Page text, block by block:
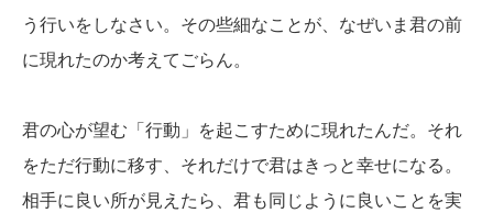
う行いをしなさい。その些細なことが、なぜいま君の前
に現れたのか考えてごらん。
君の心が望む「行動」を起こすために現れたんだ。それ
をただ行動に移す、それだけで君はきっと幸せになる。
相手に良い所が見えたら、君も同じように良いことを実